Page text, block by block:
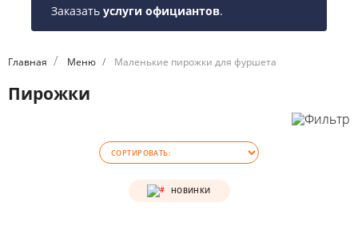
Заказать услуги официантов.
Главная Меню Маленькие пирожки для фуршета
Пирожки
НОВИНКИ